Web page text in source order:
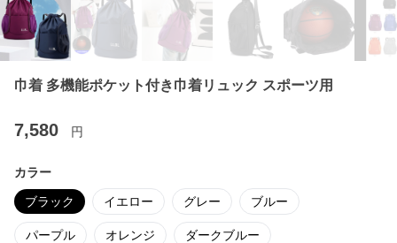
巾着 多機能ポケット付き巾着リュック スポーツ用
7,580 円
カラー
ブラック イエロー グレー ブルー
パープル オレンジ ダークブルー